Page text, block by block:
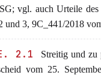
vgl. auch Urteile
und 3, 9C_441/2018
2.1
Streitig und zu
vom 25.